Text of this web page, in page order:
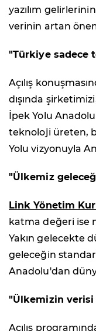
yazılım
verinin artan
"Türkiye sadece
Açılış
dışında
İpek Yolu
teknoloji üreten,
Yolu vizyonuyla
"Ülkemiz
Link Yönetim
katma değeri ise
Yakın gelecekte
geleceğin
Anadolu'dan
"Ülkemizin
Açılış